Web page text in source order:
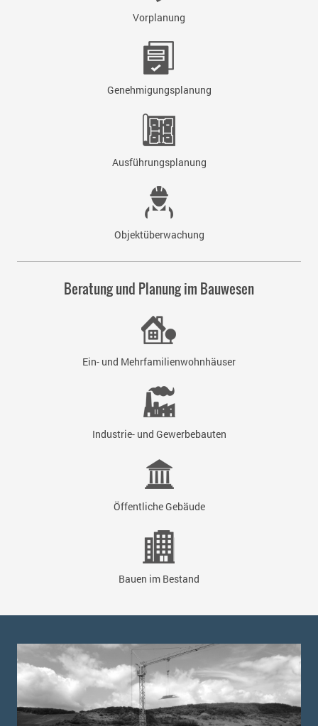
Vorplanung
Genehmigungsplanung
Ausführungsplanung
Objektüberwachung
Beratung und Planung im Bauwesen
Ein- und Mehrfamilienwohnhäuser
Industrie- und Gewerbebauten
Öffentliche Gebäude
Bauen im Bestand